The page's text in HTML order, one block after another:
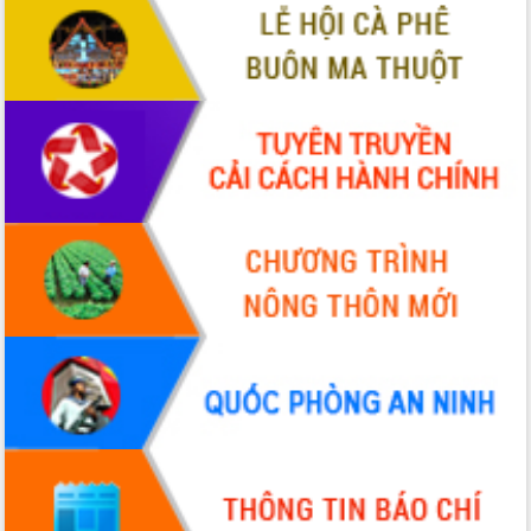
ứng để giữ vững thị trường xuất khẩu
Diễn đàn Kinh tế tư nhân Việt Nam đột
phá cơ chế - Hợp tác công tư
Đề án 06 tạo bước ngoặt đột phá trong
cải cách hành chính tỉnh Đắk Lắk
Kết nối tour, đẩy mạnh chuyển đổi số
để phát triển du lịch Đắk Lắk
Khởi động Dự án Đầu tư xây dựng hạ
tầng kỹ thuật Cụm công nghiệp Tân
Gặp mặt các cơ quan báo chí nhân Kỷ
niệm 101 năm Ngày Báo chí Cách
mạng Việt Nam
Đắk Lắk sơ kết 4 năm triển khai thực
hiện Đề án 06 của Chính phủ
Họp báo thông tin về Hội nghị Công bố
Quy hoạch và Xúc tiến đầu tư tỉnh Đắk
Lắk
Khơi thông điểm nghẽn, đẩy nhanh
giải ngân vốn khắc phục thiên tai